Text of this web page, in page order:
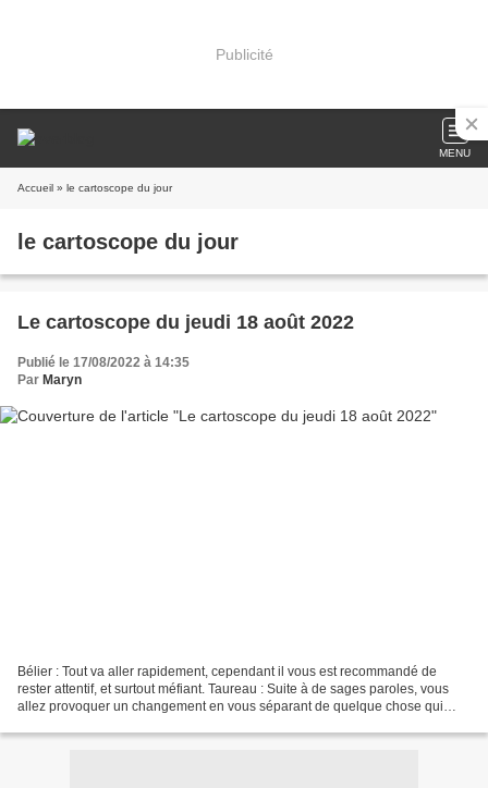
Publicité
MENU
Accueil » le cartoscope du jour
le cartoscope du jour
Le cartoscope du jeudi 18 août 2022
Publié le 17/08/2022 à 14:35
Par Maryn
Bélier : Tout va aller rapidement, cependant il vous est recommandé de
rester attentif, et surtout méfiant. Taureau : Suite à de sages paroles, vous
allez provoquer un changement en vous séparant de quelque chose qui